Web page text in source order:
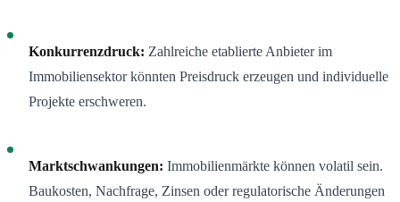
Konkurrenzdruck: Zahlreiche etablierte Anbieter im
Immobiliensektor könnten Preisdruck erzeugen und individuelle
Projekte erschweren.
Marktschwankungen: Immobilienmärkte können volatil sein.
Baukosten, Nachfrage, Zinsen oder regulatorische Änderungen